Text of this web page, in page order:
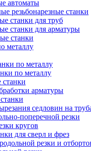
автоматы
резьбонарезные станки
станки для труб
станки для арматуры
станки
металлу
по металлу
по металлу
станки
арматуры
седловин на
поперечной резки
кругов
для сверл и фрез
резки и